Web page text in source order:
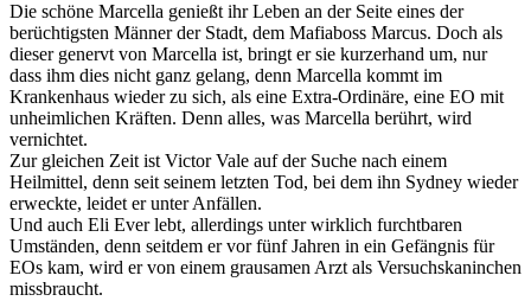
Die schöne Marcella genießt ihr Leben an der Seite eines der
berüchtigsten Männer der Stadt, dem Mafiaboss Marcus. Doch als
dieser genervt von Marcella ist, bringt er sie kurzerhand um, nur
dass ihm dies nicht ganz gelang, denn Marcella kommt im
Krankenhaus wieder zu sich, als eine Extra-Ordinäre, eine EO mit
unheimlichen Kräften. Denn alles, was Marcella berührt, wird
vernichtet.
Zur gleichen Zeit ist Victor Vale auf der Suche nach einem
Heilmittel, denn seit seinem letzten Tod, bei dem ihn Sydney wieder
erweckte, leidet er unter Anfällen.
Und auch Eli Ever lebt, allerdings unter wirklich furchtbaren
Umständen, denn seitdem er vor fünf Jahren in ein Gefängnis für
EOs kam, wird er von einem grausamen Arzt als Versuchskaninchen
missbraucht.